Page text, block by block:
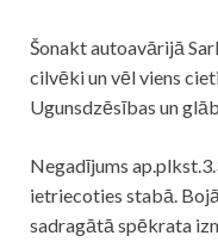
Šonaktautoavārijā
cilvēki un vēl viens
Ugunsdzēsības un
Negadījums
ietriecoties stabā.
sadragātā spēkrata